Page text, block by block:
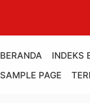
BERANDA INDEKS
SAMPLE PAGE